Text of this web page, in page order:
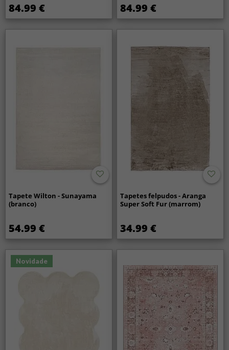
84.99 € 84.99 €
Tapete Wilton - Sunayama
(branco)
54.99 €
Tapetes felpudos - Aranga
Super Soft Fur (marrom)
34.99 €
Novidade